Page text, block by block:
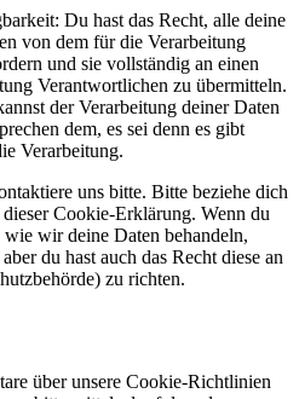
Du hast das Recht, alle deine
von dem für die Verarbeitung
und sie vollständig an einen
Verantwortlichen zu übermitteln.
der Verarbeitung deiner Daten
dem, es sei denn es gibt
Verarbeitung.
uns bitte. Bitte beziehe dich
Cookie-Erklärung. Wenn du
wir deine Daten behandeln,
du hast auch das Recht diese an
zu richten.
über unsere Cookie-Richtlinien